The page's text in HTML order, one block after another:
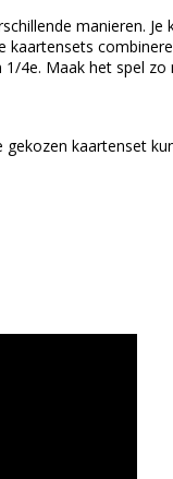
manieren.
4e. Maak het spel
kaartenset